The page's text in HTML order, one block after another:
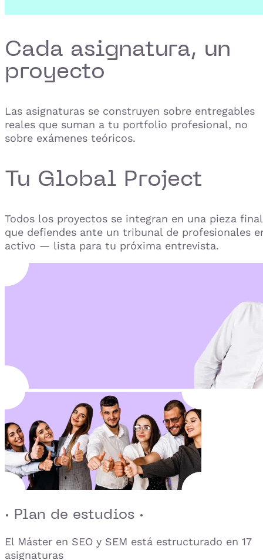
Cada asignatura, un
proyecto
Las asignaturas se construyen sobre entregables
reales que suman a tu portfolio profesional, no
sobre exámenes teóricos.
Tu Global Project
Todos los proyectos se integran en una pieza final
que defiendes ante un tribunal de profesionales
activo — lista para tu próxima entrevista.
· Plan de estudios ·
El Máster en SEO y SEM está estructurado en 17
asignaturas